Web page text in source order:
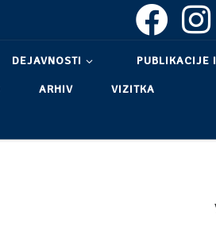
DEJAVNOSTI PUBLIKACIJE
ARHIV VIZITKA